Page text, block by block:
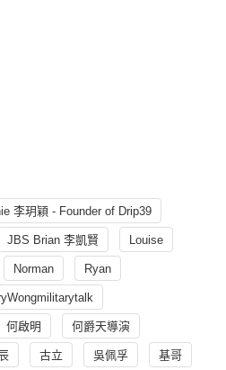
李玥穎 - Founder of Drip39
JBS Brian 李凱賢 Louise
Norman Ryan
何啟明 何爵天導演
古立 吳佩孚 基哥